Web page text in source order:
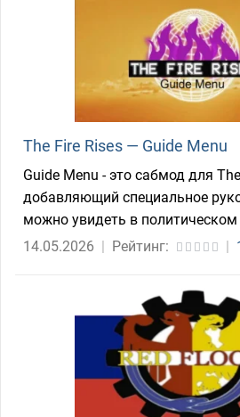
The Fire Rises — Guide Menu
Guide Menu - это сабмод для
добавляющий специальное
можно увидеть в
14.05.2026 | Рейтинг: |